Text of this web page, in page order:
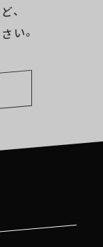
、
い。